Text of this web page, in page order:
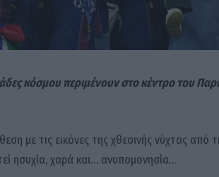
κόσμου περιμένουν στο κέντρο του
με τις εικόνες της χθεσινής νύχτας
ησυχία, χαρά και… ανυπομονησία…